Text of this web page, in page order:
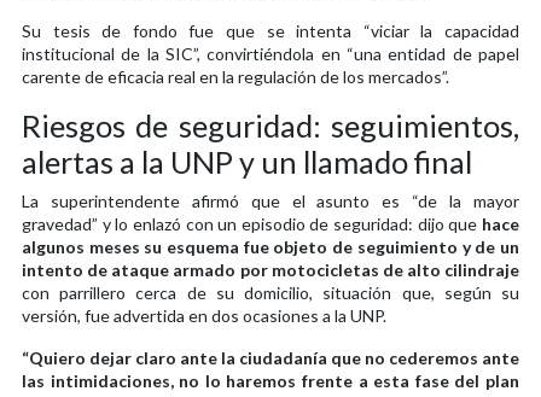
Su tesis de fondo fue que se intenta “viciar la capacidad
institucional de la SIC”, convirtiéndola en “una entidad de papel
carente de eficacia real en la regulación de los mercados”.
Riesgos de seguridad: seguimientos,
alertas a la UNP y un llamado final
La superintendente afirmó que el asunto es “de la mayor
gravedad” y lo enlazó con un episodio de seguridad: dijo que hace
algunos meses su esquema fue objeto de seguimiento y de un
intento de ataque armado por motocicletas de alto cilindraje
con parrillero cerca de su domicilio, situación que, según su
versión, fue advertida en dos ocasiones a la UNP.
“Quiero dejar claro ante la ciudadanía que no cederemos ante
las intimidaciones, no lo haremos frente a esta fase del plan